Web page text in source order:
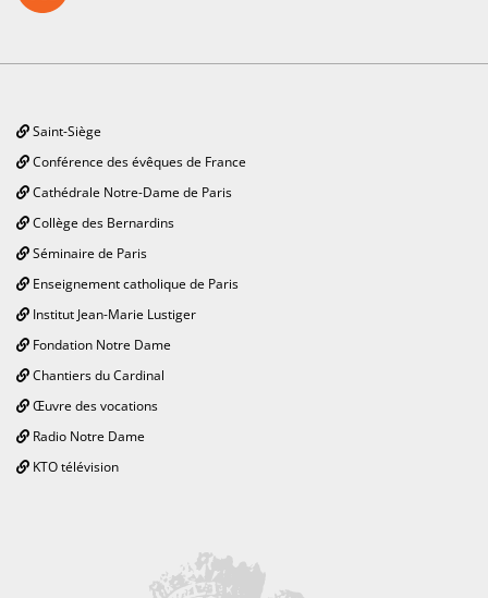
Saint-Siège
Conférence des évêques de France
Cathédrale Notre-Dame de Paris
Collège des Bernardins
Séminaire de Paris
Enseignement catholique de Paris
Institut Jean-Marie Lustiger
Fondation Notre Dame
Chantiers du Cardinal
Œuvre des vocations
Radio Notre Dame
KTO télévision